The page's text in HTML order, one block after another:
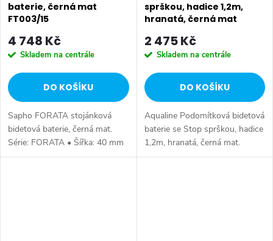
baterie, černá mat
FT003/15
4 748 Kč
Skladem na centrále
DO KOŠÍKU
Sapho FORATA stojánková
bidetová baterie, černá mat.
Série: FORATA • Šířka: 40 mm
• Výška: 148 mm • Hloubka:
sprškou, hadice 1,2m,
hranatá, černá mat
2 475 Kč
Skladem na centrále
DO KOŠÍKU
Aqualine Podomítková bidetová
baterie se Stop sprškou, hadice
1,2m, hranatá, černá mat.
Barva: Černá mat • Materiál: